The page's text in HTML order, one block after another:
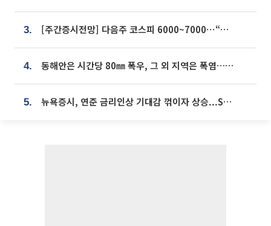
3. [주간증시전망] 다음주 코스피 6000~7000⋯“外人 수급은 정책이 변수”
4. 동해안은 시간당 80㎜ 폭우, 그 외 지역은 폭염…‘극과 극 날씨’
5. 뉴욕증시, 연준 금리인상 기대감 꺾이자 상승...S&P500 사상 최고치 [종합]